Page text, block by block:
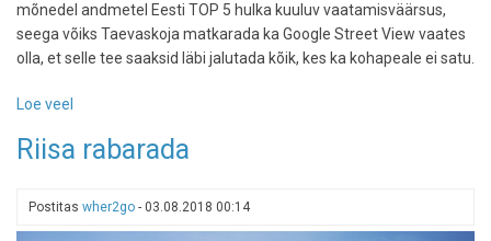
mõnedel andmetel Eesti TOP 5 hulka kuuluv vaatamisväärsus,
seega võiks Taevaskoja matkarada ka Google Street View vaates
olla, et selle tee saaksid läbi jalutada kõik, kes ka kohapeale ei satu.
Loe veel
jalgsimatk
Suur-
Riisa rabarada
Postitas wher2go - 03.08.2018 00:14